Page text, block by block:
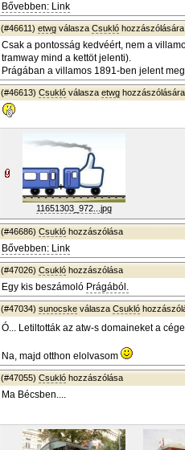
Bővebben: Link
(#46611) etwg válasza Csukló
Csak a pontosság kedvéért, nem a
tramway mind a kettöt jelenti).
Prágában a villamos 1891-ben jelent
(#46613) Csukló válasza etwg
11651303_972...jpg
(#46686) Csukló hozzászólása
Bővebben: Link
(#47026) Csukló hozzászólása
Egy kis beszámoló Prágából.
(#47034) sunocske válasza Csukló
Ó... Letiltották az atw-s domaineket a
Na, majd otthon elolvasom
(#47055) Csukló hozzászólása
Ma Bécsben....